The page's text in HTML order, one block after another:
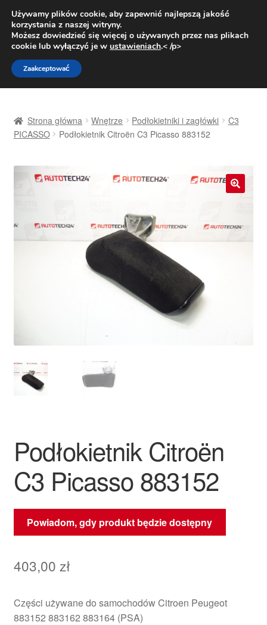
DOSTAWA od 31 zł
Pn.-pt. 9:00-16:00800 003 167
Przejdź
do
nawigacji
Przejdź
do
treści
Dostawa
Moje konto
Skarga
Zamówienia
Zasady i warunki
Strona główna Wnętrze Podłokietniki i zagłówki
C3
PICASSO
Podłokietnik Citroën C3 Picasso 883152
Podłokietnik Citroën
C3 Picasso 883152
Powiadom, gdy produkt będzie dostępny
403,00 zł
Części używane do samochodów Citroen Peugeot
883152 883162 883164 (PSA)
Używamy plików cookie, aby zapewnić najlepszą jakość
korzystania z naszej witryny.
Możesz dowiedzieć się więcej o używanych przez nas plikach
cookie lub wyłączyć je w ustawieniach.< /p>
Zaakceptować